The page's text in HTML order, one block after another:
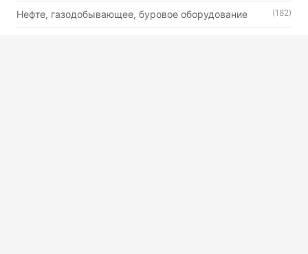
Нефте, газодобывающее, буровое оборудование (182)